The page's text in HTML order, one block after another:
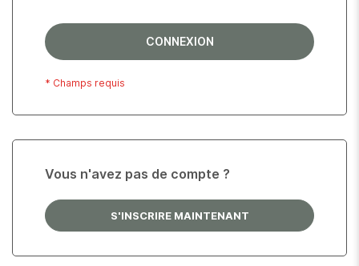
CONNEXION
Vous n'avez pas de compte ?
S'INSCRIRE MAINTENANT